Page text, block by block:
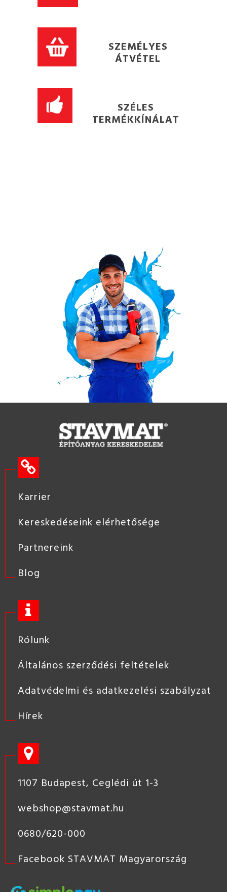
SZEMÉLYES
ÁTVÉTEL
SZÉLES
TERMÉKKÍNÁLAT
Karrier
Kereskedéseink elérhetősége
Partnereink
Blog
Rólunk
Általános szerződési feltételek
Adatvédelmi és adatkezelési szabályzat
Hírek
1107 Budapest, Ceglédi út 1-3
webshop@stavmat.hu
0680/620-000
Facebook STAVMAT Magyarország